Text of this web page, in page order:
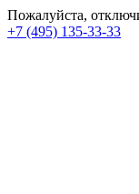
Пожалуйста,
+7 (495) 135-33-33